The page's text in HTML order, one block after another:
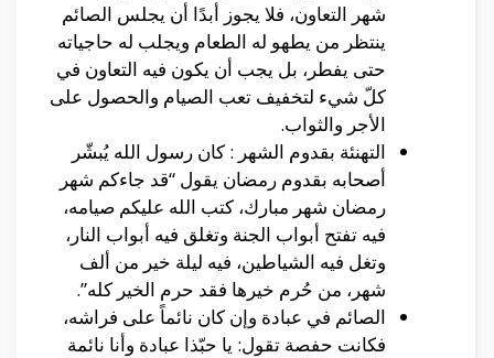
شهر التعاون، فلا يجوز أبدًا أن يجلس الصائم
ينتظر من يطهو له الطعام ويجلب له حاجياته
حتى يفطر، بل يجب أن يكون فيه التعاون في
كلّ شيء لتخفيف تعب الصيام والحصول على
الأجر والثواب.
التهنئة بقدوم الشهر : كان رسول الله يُبشّر
أصحابه بقدوم رمضان يقول “قد جاءكم شهر
رمضان شهر مبارك، كتب الله عليكم صيامه،
فيه تفتح أبواب الجنة وتغلق فيه أبواب النار،
وتغل فيه الشياطين، فيه ليلة خير من ألف
شهر، من حُرم خيرها فقد حرم الخير كله”.
الصائم في عبادة وإن كان نائماً على فراشه،
فكانت حفصة تقول: يا حبّذا عبادة وأنا نائمة